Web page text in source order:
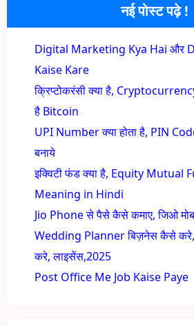
नई पोस्ट पढ़े !
Digital Marketing Kya Hai और
Kaise Kare
क्रिप्टोकरंसी क्या है,
है Bitcoin
UPI Number क्या होता है, PIN
बनाये
इक्विटी फंड क्या है, Equity Mutual
Meaning in Hindi
Jio Phone से पैसे कैसे कमाए, जिओ
Wedding Planner बिज़नेस कैसे करे,
करे, लाइसेंस,2025
Post Office Me Job Kaise Paye